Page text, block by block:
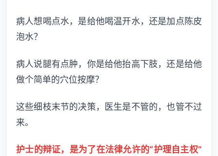
病人想喝点水，是给他喝温开水，还是加点陈皮
泡水？
病人说腿有点肿，你是给他抬高下肢，还是给他
做个简单的穴位按摩？
这些细枝末节的决策，医生是不管的，也管不过
来。
护士的辩证，是为了在法律允许的“护理自主权”